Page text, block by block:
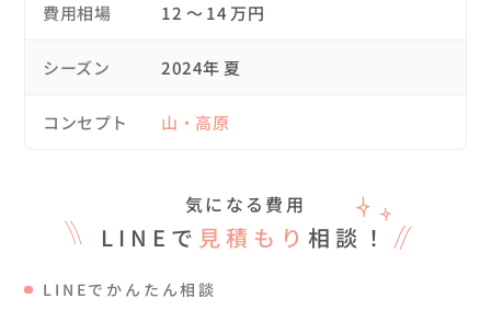
「おめでとうー！！」と声をかけてくださる方もいました
鮮やかな緑の美しい景色に癒やされながら、撮影ポイント
しかし山頂からの景色は絶景で、登山って面白い！と実感
しました。
⛰アイテムについて
費用相場 12 〜 14 万円
シーズン 2024年 夏
コンセプト 山・高原
気になる費用
LINEで 見積もり 相談！
LINEでかんたん相談